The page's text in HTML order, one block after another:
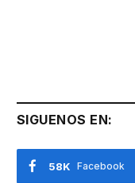
SIGUENOS EN:
Facebook
58K